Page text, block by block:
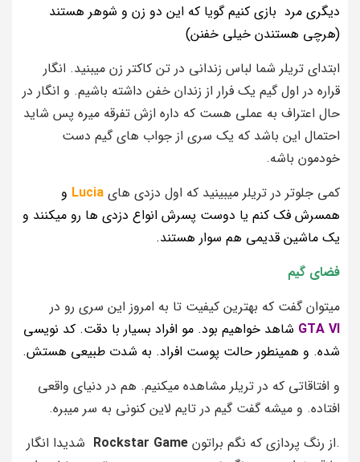
دیگری مرد بازی کنیم گویا که این دو زن و شوهر هستند
(هرچی هستندن خیلی خفنن)
ابتدای تریلر شما لباس زندانی در تن کاکتر زن میبنید. انگار
قراره در اول گیم یک فرار از زندان خفن داشته باشیم. و انگار در
حال اعتراف به عملی هست که داره ازش تفرقه میره پس شاید
احتمال این باشد که یک سری از جواب های گیم دست
خودمون باشه.
کمی جلوتر در تریلر میبینید که اول دزدی های Lucia و
همسرش فک کنم یا دوست پسرش انواع دزدی ها رو میکنند و
یک ماشین قدیمی هم سوار هستند.
فضای گیم
میتوان گفت که بهترین کیفیت تا به امروز این سری رو در
GTA VI شاهد خواهیم بود. مو افراد بسیار با دقت. کد نویسی
شده. و همینطور حالت پوست افراد. به شدت طبیعی هستش.
و افتاقاتی که در تریلر مشاهده میکنیم. هم در دنیای واقعی
افتاده. و میشه گفت گیم در تایم لاین کنونی به سر میبره.
.از رنگ پردازی که نگم براتون Rockstar Game شدیدا انگار